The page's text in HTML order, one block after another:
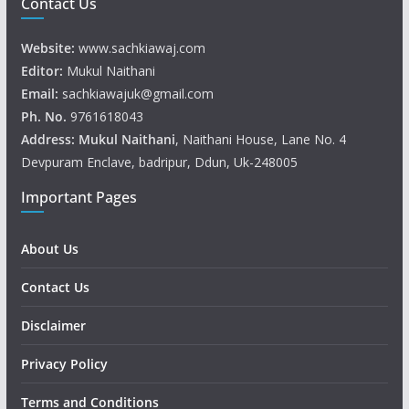
Website: www.sachkiawaj.com
Editor: Mukul Naithani
Email: sachkiawajuk@gmail.com
Ph. No. 9761618043
Address: Mukul Naithani, Naithani House, Lane No. 4
Devpuram Enclave, badripur, Ddun, Uk-248005
Important Pages
About Us
Contact Us
Disclaimer
Privacy Policy
Terms and Conditions